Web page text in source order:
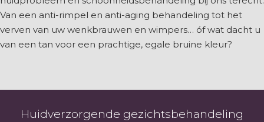
Van een anti-rimpel en anti-aging behandeling tot het
verven van uw wenkbrauwen en wimpers… óf wat dacht u
van een tan voor een prachtige, egale bruine kleur?
Huidverzorgende gezichtsbehandeling